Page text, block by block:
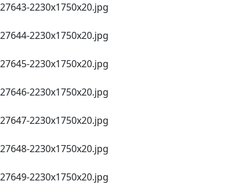
27643-2230х1750х20.jpg
27644-2230х1750х20.jpg
27645-2230х1750х20.jpg
27646-2230х1750х20.jpg
27647-2230х1750х20.jpg
27648-2230х1750х20.jpg
27649-2230х1750х20.jpg